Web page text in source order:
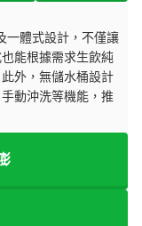
一體式設計，不僅讓
能根據需求生飲純
外，無儲水桶設計
動沖洗等機能，推